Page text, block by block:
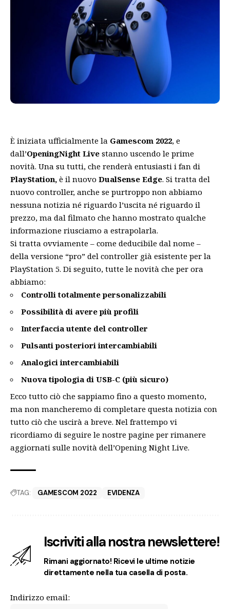
È iniziata ufficialmente la Gamescom 2022, e
dall’OpeningNight Live stanno uscendo le prime
novità. Una su tutti, che renderà entusiasti i fan di
PlayStation, è il nuovo DualSense Edge. Si tratta del
nuovo controller, anche se purtroppo non abbiamo
nessuna notizia né riguardo l’uscita né riguardo il
prezzo, ma dal filmato che hanno mostrato qualche
informazione riusciamo a estrapolarla.
Si tratta ovviamente – come deducibile dal nome –
della versione “pro” del controller già esistente per la
PlayStation 5. Di seguito, tutte le novità che per ora
abbiamo:
Controlli totalmente personalizzabili
Possibilità di avere più profili
Interfaccia utente del controller
Pulsanti posteriori intercambiabili
Analogici intercambiabili
Nuova tipologia di USB-C (più sicuro)
Ecco tutto ciò che sappiamo fino a questo momento,
ma non mancheremo di completare questa notizia con
tutto ciò che uscirà a breve. Nel frattempo vi
ricordiamo di seguire le nostre pagine per rimanere
aggiornati sulle novità dell’Opening Night Live.
TAG: GAMESCOM 2022 EVIDENZA
Iscriviti alla nostra newslettere!
Rimani aggiornato! Ricevi le ultime notizie
direttamente nella tua casella di posta.
Indirizzo email: